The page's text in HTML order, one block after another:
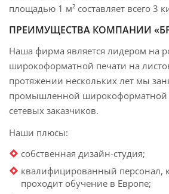
площадью 1 м² составляет всего 3
ПРЕИМУЩЕСТВА КОМПАНИИ
Наша фирма является лидером на
широкоформатной печати на
протяжении нескольких лет мы
промышленной широкоформатной
сетевых заказчиков.
Наши плюсы:
собственная дизайн-студия;
квалифицированный персонал,
проходит обучение в Европе;